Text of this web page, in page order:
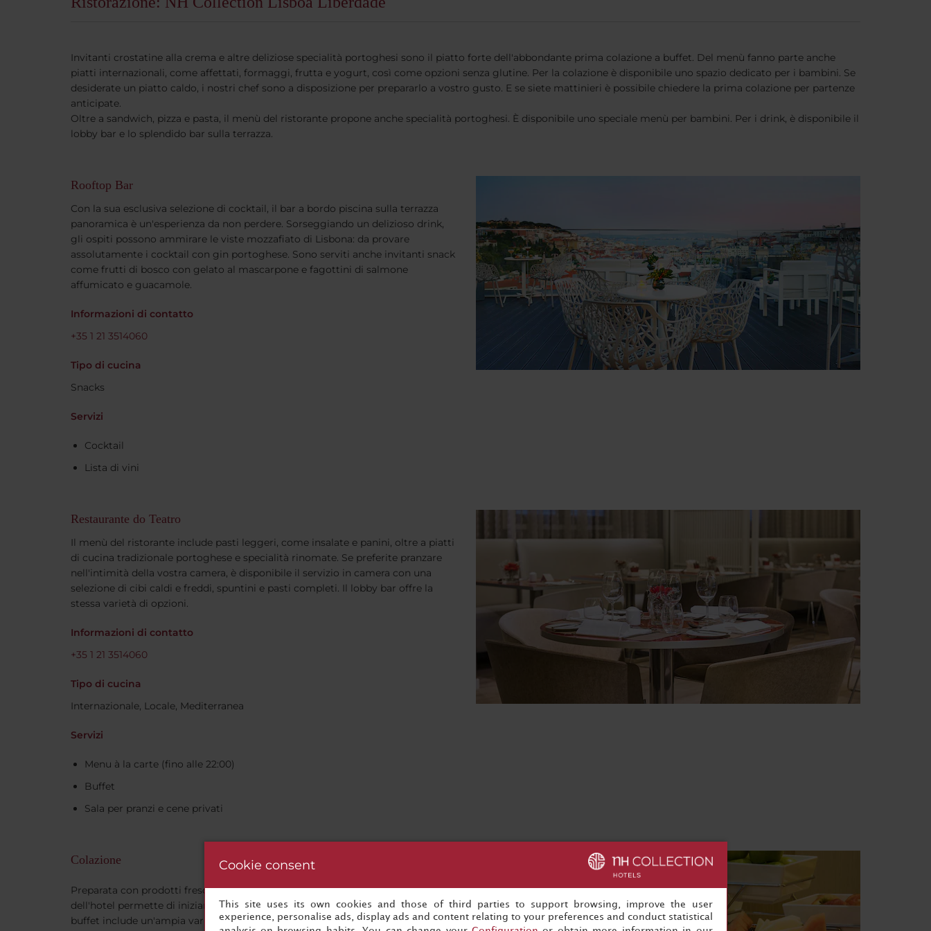
Invitanti crostatine alla crema e altre deliziose specialità portoghesi sono il piatto forte dell'abbondante prima colazione a buffet. Del menù fanno parte anche
piatti internazionali, come affettati, formaggi, frutta e yogurt, così come opzioni senza glutine. Per la colazione è disponibile uno spazio dedicato per i bambini. Se
desiderate un piatto caldo, i nostri chef sono a disposizione per prepararlo a vostro gusto. E se siete mattinieri è possibile chiedere la prima colazione per partenze
anticipate.
Oltre a sandwich, pizza e pasta, il menù del ristorante propone anche specialità portoghesi. È disponibile uno speciale menù per bambini. Per i drink, è disponibile il
lobby bar e lo splendido bar sulla terrazza.
Rooftop Bar
Con la sua esclusiva selezione di cocktail, il bar a bordo piscina sulla terrazza
panoramica è un'esperienza da non perdere. Sorseggiando un delizioso drink,
gli ospiti possono ammirare le viste mozzafiato di Lisbona: da provare
assolutamente i cocktail con gin portoghese. Sono serviti anche invitanti snack
come frutti di bosco con gelato al mascarpone e fagottini di salmone
affumicato e guacamole.
Informazioni di contatto
+35 1 21 3514060
Tipo di cucina
Snacks
Servizi
Cocktail
Lista di vini
Restaurante do Teatro
Il menù del ristorante include pasti leggeri, come insalate e panini, oltre a piatti
di cucina tradizionale portoghese e specialità rinomate. Se preferite pranzare
nell'intimità della vostra camera, è disponibile il servizio in camera con una
selezione di cibi caldi e freddi, spuntini e pasti completi. Il lobby bar offre la
stessa varietà di opzioni.
Informazioni di contatto
+35 1 21 3514060
Tipo di cucina
Internazionale, Locale, Mediterranea
Servizi
Menu à la carte (fino alle 22:00)
Buffet
Sala per pranzi e cene privati
Colazione
Preparata con prodotti freschi ogni mattina, la prima colazione a buffet
dell'hotel permette di iniziare la giornata in modo equilibrato e salutare. Il
buffet include un'ampia varietà di succhi di frutta fresca, dolci, affettati,
Cookie consent
This site uses its own cookies and those of third parties to support browsing, improve the user
experience, personalise ads, display ads and content relating to your preferences and conduct statistical